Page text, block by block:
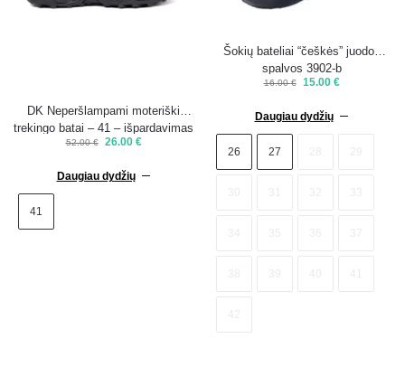
DK Neperšlampami moteriški
trekingo batai – 41 – išpardavimas
52.00€ 26.00 €
Daugiau dydžių
41
Šokių bateliai “češkės” juodos
spalvos 3902-b
16.00€ 15.00 €
Daugiau dydžių
26 27